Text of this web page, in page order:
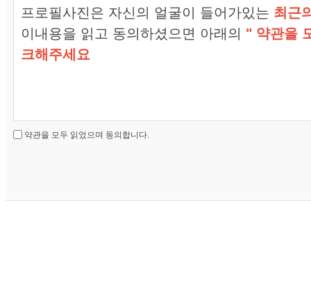
프로필사진은 자신의 얼굴이 들어가있는 최근
이내용을 읽고 동의하셨으면 아래의 " 약관을
크해주세요
약관을 모두 읽었으며 동의합니다.